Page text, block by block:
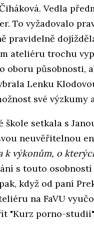
Vedla
To vyžadovalo
pravidelně
ateliéru trochu
oboru působnosti,
Lenku
své výzkumy
škole setkala s
neuvěřitelnou
k výkonům, o
s touto
když od paní
na FaVU
"Kurz porno-